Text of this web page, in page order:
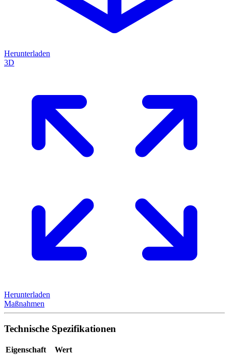
Herunterladen
3D
Herunterladen
Maßnahmen
Technische Spezifikationen
Eigenschaft
Wert